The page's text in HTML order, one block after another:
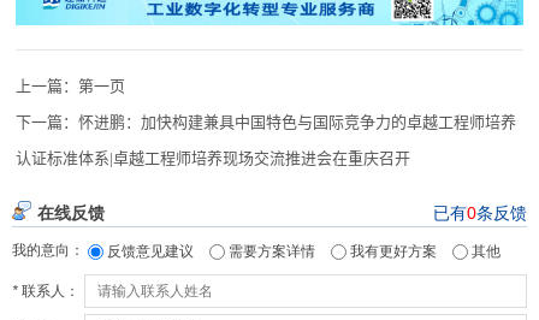
上一篇：第一页
下一篇：怀进鹏：加快构建兼具中国特色与国际竞争力的卓越工程师培养
认证标准体系|卓越工程师培养现场交流推进会在重庆召开